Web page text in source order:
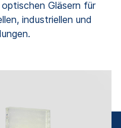
Gläsern für
industriellen und